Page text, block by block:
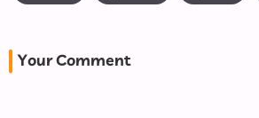
Your Comment